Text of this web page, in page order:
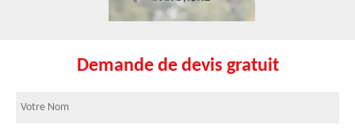
Demande de devis gratuit